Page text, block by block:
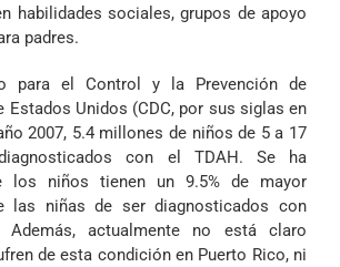
habilidades sociales, grupos de apoyo
padres.
para el Control y la Prevención de
Estados Unidos (CDC, por sus siglas en
2007, 5.4 millones de niños de 5 a 17
con el TDAH. Se ha
los niños tienen un 9.5% de mayor
las niñas de ser diagnosticados con
Además, actualmente no está claro
de esta condición en Puerto Rico, ni